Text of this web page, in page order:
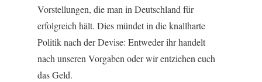
Vorstellungen, die man in Deutschland für
erfolgreich hält. Dies mündet in die knallharte
Politik nach der Devise: Entweder ihr handelt
nach unseren Vorgaben oder wir entziehen euch
das Geld.